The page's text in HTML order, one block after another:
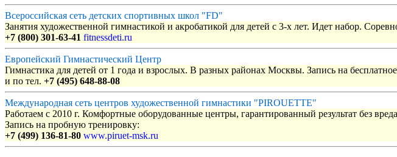
Всероссийская сеть детских спортивных школ "FD"
Занятия художественной гимнастикой и акробатикой для детей с 3-х лет. Идет набор.
+7 (800) 301-63-41 fitnessdeti.ru
Европейский Гимнастический Центр
Гимнастика для детей от 1 года и взрослых. В разных районах Москвы. Запись на
и по тел. +7 (495) 648-88-08
Международная сеть центров художественной гимнастики "PIROUETTE"
Работаем с 2010 г. Комфортные оборудованные центры, гарантированный результат без
Запись на пробную тренировку:
+7 (499) 136-81-80 www.piruet-msk.ru